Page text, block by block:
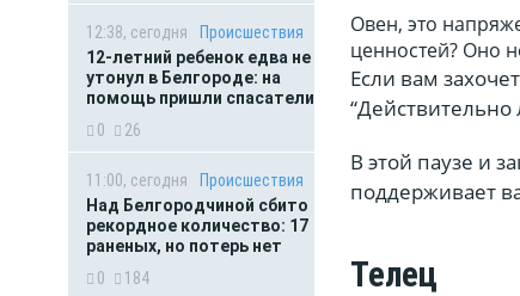
12:38, сегодня
Происшествия
12-летний ребенок едва не
утонул в Белгороде: на
помощь пришли спасатели
0
26
11:00, сегодня
Происшествия
Над Белгородчиной сбито
рекордное количество: 17
раненых, но потерь нет
0
184
Овен, это
ценностей? Оно
Если вам
“Действительно
В этой паузе и
поддерживает
Телец